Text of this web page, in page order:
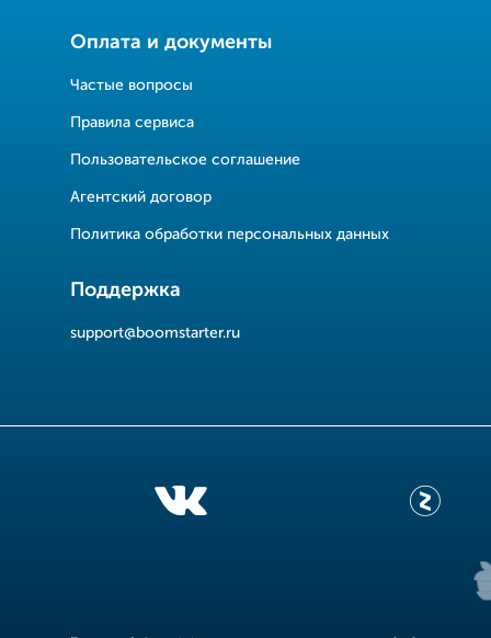
Оплата и документы
Частые вопросы
Правила сервиса
Пользовательское соглашение
Агентский договор
Политика обработки персональных данных
Поддержка
support@boomstarter.ru